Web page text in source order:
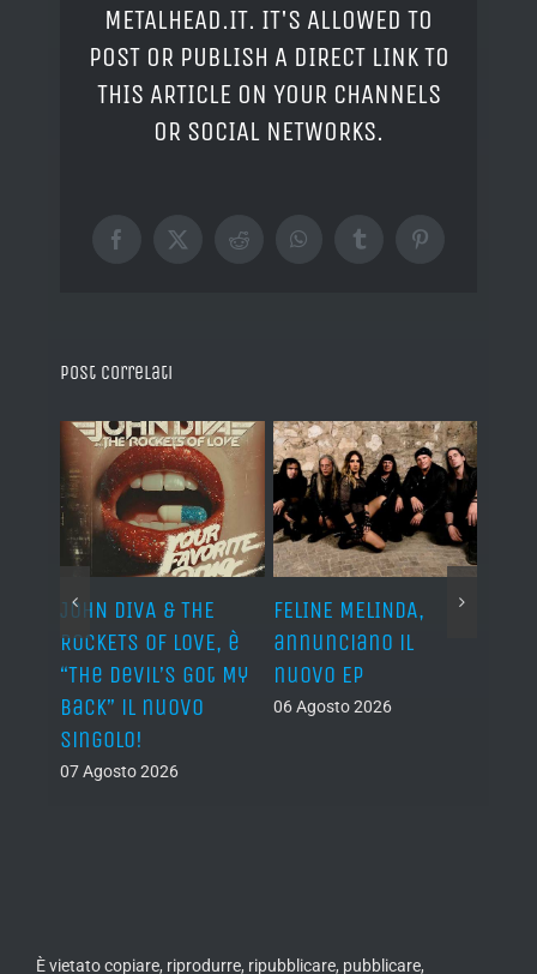
METALHEAD.IT. IT'S ALLOWED TO
POST OR PUBLISH A DIRECT LINK TO
THIS ARTICLE ON YOUR CHANNELS
OR SOCIAL NETWORKS.
Facebook
X RedditWhatsAppTumblrPinterest
Post correlati
JOHN DIVA & THE
ROCKETS OF LOVE, è
“The Devil’s Got My
Back” il nuovo
singolo!
07 Agosto 2026
FELINE MELINDA,
annunciano il
nuovo EP
06 Agosto 2026
È vietato copiare, riprodurre, ripubblicare, pubblicare,